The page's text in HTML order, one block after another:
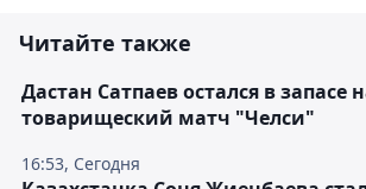
Читайте также
16:53, Сегодня
Дастан Сатпаев остался в запасе
товарищеский матч "Челси"